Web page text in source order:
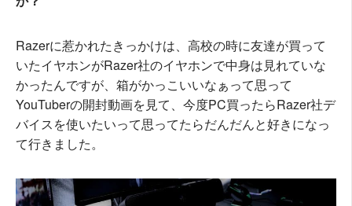
Razerに惹かれたきっかけは、高校の時に友達が買って
いたイヤホンがRazer社のイヤホンで中身は見れていな
かったんですが、箱がかっこいいなぁって思って
YouTuberの開封動画を見て、今度PC買ったらRazer社デ
バイスを使いたいって思ってたらだんだんと好きになっ
て行きました。